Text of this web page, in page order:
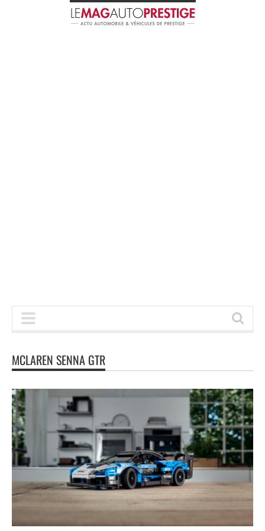
MCLAREN SENNA GTR